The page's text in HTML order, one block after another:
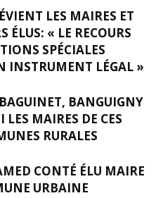
LES MAIRES ET
ÉLUS: « LE RECOURS
SPÉCIALES
INSTRUMENT LÉGAL »
BANGUIGNY
LES MAIRES DE CES
RURALES
CONTÉ ÉLU MAIRE
URBAINE